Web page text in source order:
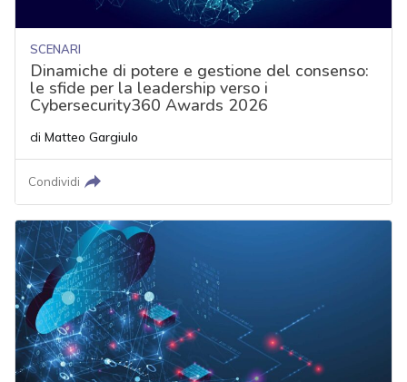
SCENARI
Dinamiche di potere e gestione del consenso:
le sfide per la leadership verso i
Cybersecurity360 Awards 2026
di Matteo Gargiulo
Condividi